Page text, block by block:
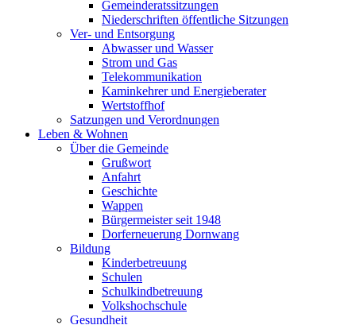
Gemeinderatssitzungen
Niederschriften öffentliche Sitzungen
Ver- und Entsorgung
Abwasser und Wasser
Strom und Gas
Telekommunikation
Kaminkehrer und Energieberater
Wertstoffhof
Satzungen und Verordnungen
Leben & Wohnen
Über die Gemeinde
Grußwort
Anfahrt
Geschichte
Wappen
Bürgermeister seit 1948
Dorferneuerung Dornwang
Bildung
Kinderbetreuung
Schulen
Schulkindbetreuung
Volkshochschule
Gesundheit